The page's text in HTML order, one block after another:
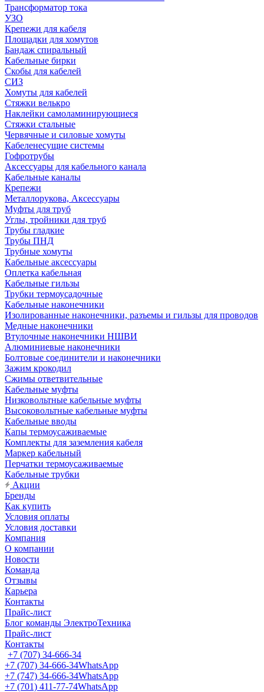
Трансформатор тока
УЗО
Крепежи для кабеля
Площадки для хомутов
Бандаж спиральный
Кабельные бирки
Cкобы для кабелей
СИЗ
Хомуты для кабелей
Стяжки велькро
Наклейки самоламинирующиеся
Стяжки стальные
Червячные и силовые хомуты
Кабеленесущие системы
Гофротрубы
Аксессуары для кабельного канала
Кабельные каналы
Крепежи
Металлорукова, Аксессуары
Муфты для труб
Углы, тройники для труб
Трубы гладкие
Трубы ПНД
Трубные хомуты
Кабельные аксессуары
Оплетка кабельная
Кабельные гильзы
Трубки термоусадочные
Кабельные наконечники
Изолированные наконечники, разъемы и гильзы для проводов
Медные наконечники
Втулочные наконечники НШВИ
Алюминиевые наконечники
Болтовые соединители и наконечники
Зажим крокодил
Сжимы ответвительные
Кабельные муфты
Низковольтные кабельные муфты
Высоковольтные кабельные муфты
Кабельные вводы
Капы термоусаживаемые
Комплекты для заземления кабеля
Маркер кабельный
Перчатки термоусаживаемые
Кабельные трубки
Акции
Бренды
Как купить
Условия оплаты
Условия доставки
Компания
О компании
Новости
Команда
Отзывы
Карьера
Контакты
Прайс-лист
Блог команды ЭлектроТехника
Прайс-лист
Контакты
+7 (707) 34-666-34
+7 (707) 34-666-34WhatsApp
+7 (747) 34-666-34WhatsApp
+7 (701) 411-77-74WhatsApp